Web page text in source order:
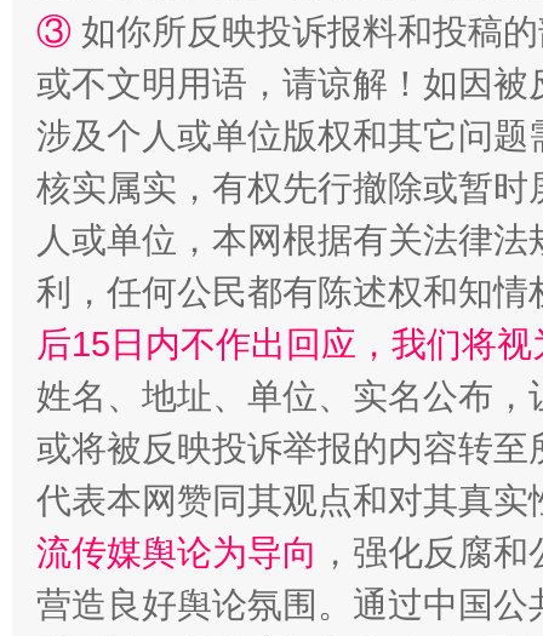
网上购药对药下症？
③ 如你所反映投诉报料和投稿
或不文明用语，请谅解！如因
涉及个人或单位版权和其它问题
核实属实，有权先行撤除或暂
人或单位，本网根据有关法律
利，任何公民都有陈述权和知情
后15日内不作出回应，我们将
姓名、地址、单位、实名公布
或将被反映投诉举报的内容转
代表本网赞同其观点和对其真实
流传媒舆论为导向 ，强化反腐
营造良好舆论氛围。通过中国